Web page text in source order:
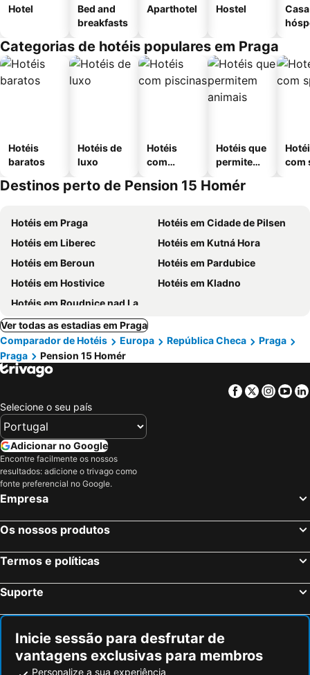
Hotel
Bed and
breakfasts
Aparthotel Hostel
Categorias de hotéis populares em Praga
Hotéis
baratos
Hotéis de
luxo
Hotéis
com
Hotéis que
permitem
com
Destinos perto de Pension 15 Homér
Hotéis em Praga
Hotéis em Cidade de Pilsen
Hotéis em Liberec
Hotéis em Kutná Hora
Hotéis em Beroun
Hotéis em Pardubice
Hotéis em Hostivice
Hotéis em Kladno
Hotéis em Roudnice nad Labem
Ver todas as estadias em Praga
Comparador de Hotéis
Europa República Checa
Praga
Praga
Pension 15 Homér
Facebook
Twitter
Selecione o seu país
Adicionar no Google
Encontre facilmente os nossos
resultados: adicione o trivago como
fonte preferencial no Google.
Empresa
Os nossos produtos
Termos e políticas
Suporte
Inicie sessão para desfrutar de
vantagens exclusivas para membros
Personalize a sua experiência